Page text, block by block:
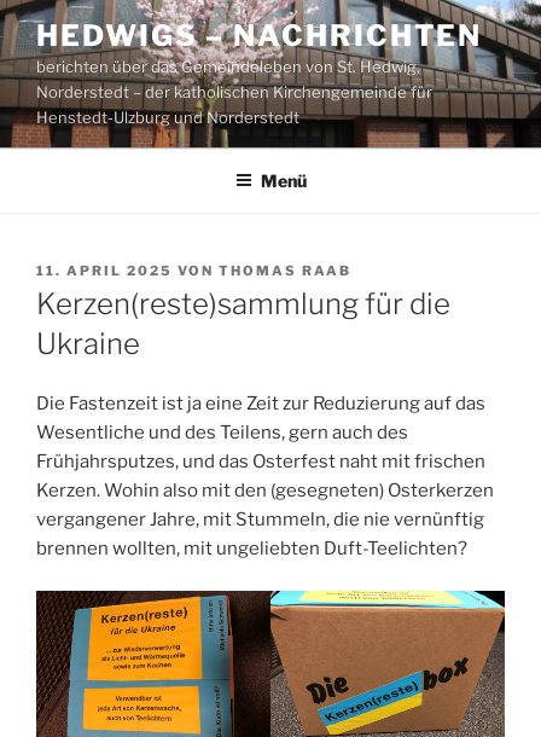
Zum
Inhalt
springen
HEDWIGS – NACHRICHTEN
berichten über das Gemeindeleben von St. Hedwig,
Norderstedt – der katholischen Kirchengemeinde für
Henstedt-Ulzburg und Norderstedt
Menü
VERÖFFENTLICHT
AM
11. APRIL 2025 VON THOMAS RAAB
Kerzen(reste)sammlung für die
Ukraine
Die Fastenzeit ist ja eine Zeit zur Reduzierung auf das
Wesentliche und des Teilens, gern auch des
Frühjahrsputzes, und das Osterfest naht mit frischen
Kerzen. Wohin also mit den (gesegneten) Osterkerzen
vergangener Jahre, mit Stummeln, die nie vernünftig
brennen wollten, mit ungeliebten Duft-Teelichten?